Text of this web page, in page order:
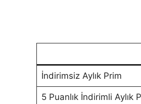
İndirimsiz Aylık Prim
5 Puanlık İndirimli Aylık